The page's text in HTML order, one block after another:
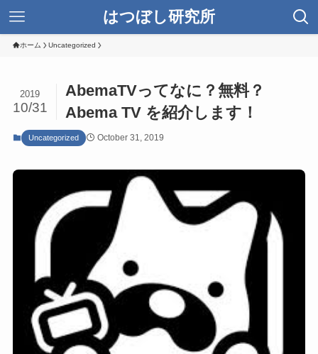
はつぼし研究所
ホーム Uncategorized
AbemaTVってなに？無料？
Abema TV を紹介します！
2019
10/31
Uncategorized October 31, 2019